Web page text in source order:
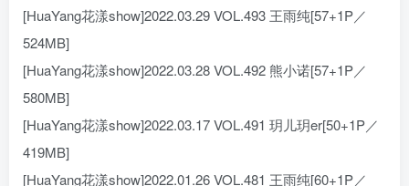
[HuaYang花漾show]2022.03.29 VOL.493 王雨纯[57+1P／
524MB]
[HuaYang花漾show]2022.03.28 VOL.492 熊小诺[57+1P／
580MB]
[HuaYang花漾show]2022.03.17 VOL.491 玥儿玥er[50+1P／
419MB]
[HuaYang花漾show]2022.01.26 VOL.481 王雨纯[60+1P／